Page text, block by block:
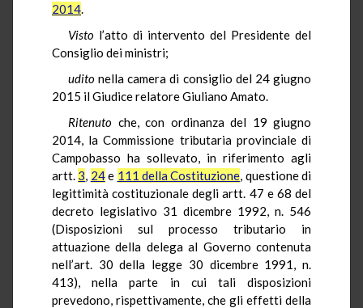
2014.
Visto l’atto di intervento del Presidente del
Consiglio dei ministri;
udito nella camera di consiglio del 24 giugno
2015 il Giudice relatore Giuliano Amato.
Ritenuto che, con ordinanza del 19 giugno
2014, la Commissione tributaria provinciale di
Campobasso ha sollevato, in riferimento agli
artt. 3, 24e 111 della Costituzione, questione di
legittimità costituzionale degli artt. 47 e 68 del
decreto legislativo 31 dicembre 1992, n. 546
(Disposizioni sul processo tributario in
attuazione della delega al Governo contenuta
nell’art. 30 della legge 30 dicembre 1991, n.
413), nella parte in cui tali disposizioni
prevedono, rispettivamente, che gli effetti della